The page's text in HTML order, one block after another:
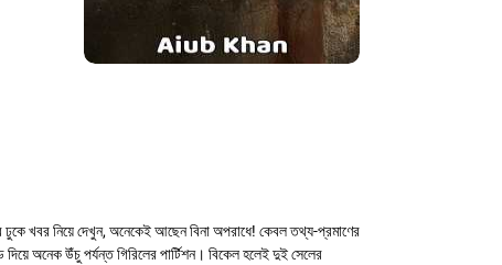
খবর নিয়ে দেখুন, অনেকেই আছেন বিনা অপরাধে! কেবল তথ্য-প্রমাণের
অনেক উঁচু পর্যন্ত গিরিলের পার্টিশন। বিকেল হলেই দুই সেলের